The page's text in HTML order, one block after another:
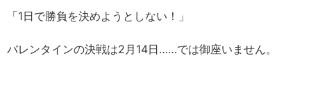
「1日で勝負を決めようとしない！」
バレンタインの決戦は2月14日……では御座いません。